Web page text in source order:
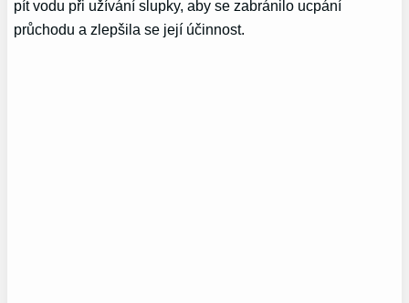
pít vodu při užívání slupky, aby se zabránilo ucpání
průchodu a zlepšila se její účinnost.